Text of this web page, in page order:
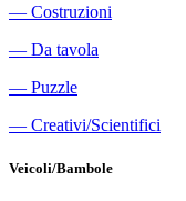
― Costruzioni
― Da tavola
― Puzzle
― Creativi/Scientifici
Veicoli/Bambole